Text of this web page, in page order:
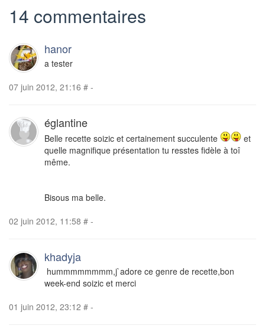
14 commentaires
hanor
a tester
07 juin 2012, 21:16 # -
églantine
Belle recette soizic et certainement succulente
et
quelle magnifique présentation tu resstes fidèle à toî
même.
Bisous ma belle.
02 juin 2012, 11:58 # -
khadyja
hummmmmmmm,j`adore ce genre de recette,bon
week-end soizic et merci
01 juin 2012, 23:12 # -